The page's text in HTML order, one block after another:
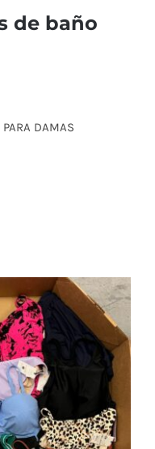
para damas
de baño
DAMAS